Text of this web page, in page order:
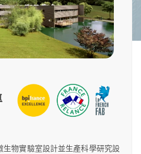
生物實驗室設計並生產科學研究設